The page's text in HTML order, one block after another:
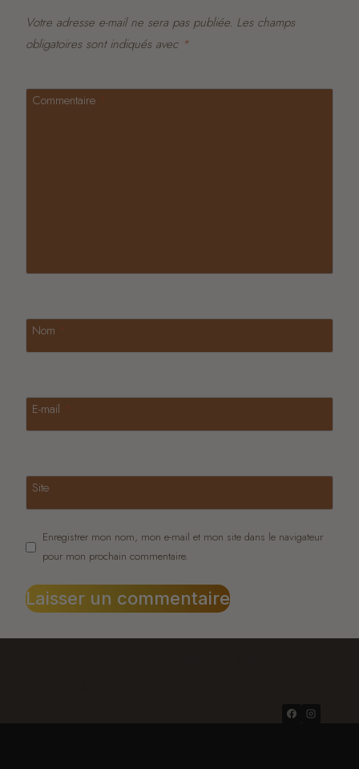
Votre adresse e-mail ne sera pas publiée. Les champs
obligatoires sont indiqués avec *
Commentaire
Nom
E-mail
Site
Enregistrer mon nom, mon e-mail et mon site dans le navigateur
pour mon prochain commentaire.